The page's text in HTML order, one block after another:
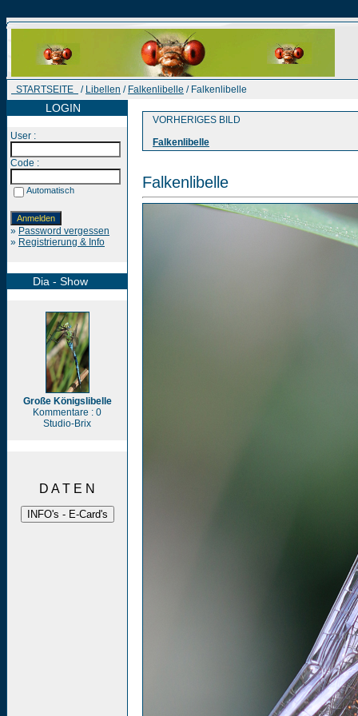
STARTSEITE / Libellen / Falkenlibelle / Falkenlibelle
LOGIN
User :
Code :
Automatisch
» Password vergessen
» Registrierung & Info
Dia - Show
Große Königslibelle
Kommentare : 0
Studio-Brix
D A T E N
VORHERIGES BILD
Falkenlibelle
Falkenlibelle